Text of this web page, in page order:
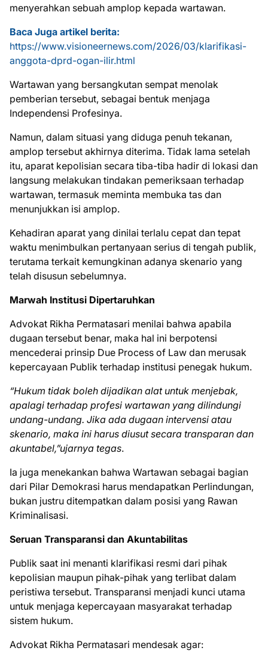
menyerahkan sebuah amplop kepada wartawan.
Baca Juga artikel berita:
https://www.visioneernews.com/2026/03/klarifikasi-
anggota-dprd-ogan-ilir.html
Wartawan yang bersangkutan sempat menolak
pemberian tersebut, sebagai bentuk menjaga
Independensi Profesinya.
Namun, dalam situasi yang diduga penuh tekanan,
amplop tersebut akhirnya diterima. Tidak lama setelah
itu, aparat kepolisian secara tiba-tiba hadir di lokasi dan
langsung melakukan tindakan pemeriksaan terhadap
wartawan, termasuk meminta membuka tas dan
menunjukkan isi amplop.
Kehadiran aparat yang dinilai terlalu cepat dan tepat
waktu menimbulkan pertanyaan serius di tengah publik,
terutama terkait kemungkinan adanya skenario yang
telah disusun sebelumnya.
Marwah Institusi Dipertaruhkan
Advokat Rikha Permatasari menilai bahwa apabila
dugaan tersebut benar, maka hal ini berpotensi
mencederai prinsip Due Process of Law dan merusak
kepercayaan Publik terhadap institusi penegak hukum.
“Hukum tidak boleh dijadikan alat untuk menjebak,
apalagi terhadap profesi wartawan yang dilindungi
undang-undang. Jika ada dugaan intervensi atau
skenario, maka ini harus diusut secara transparan dan
akuntabel,”ujarnya tegas.
Ia juga menekankan bahwa Wartawan sebagai bagian
dari Pilar Demokrasi harus mendapatkan Perlindungan,
bukan justru ditempatkan dalam posisi yang Rawan
Kriminalisasi.
Seruan Transparansi dan Akuntabilitas
Publik saat ini menanti klarifikasi resmi dari pihak
kepolisian maupun pihak-pihak yang terlibat dalam
peristiwa tersebut. Transparansi menjadi kunci utama
untuk menjaga kepercayaan masyarakat terhadap
sistem hukum.
Advokat Rikha Permatasari mendesak agar: